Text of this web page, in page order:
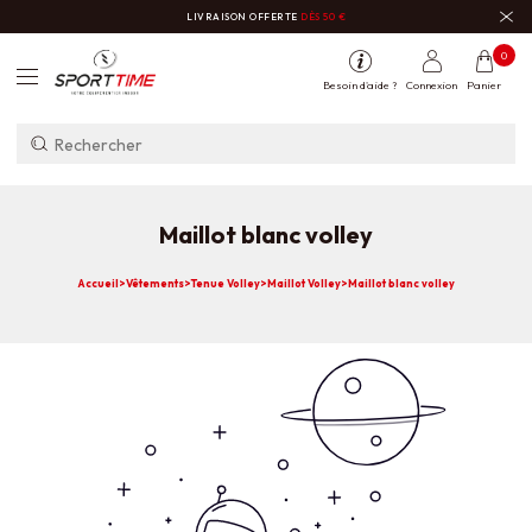
LIVRAISON OFFERTE DÈS 50 €
Besoin d'aide ? Connexion Panier
0
Maillot blanc volley
Accueil>Vêtements>Tenue Volley>Maillot Volley>Maillot blanc volley